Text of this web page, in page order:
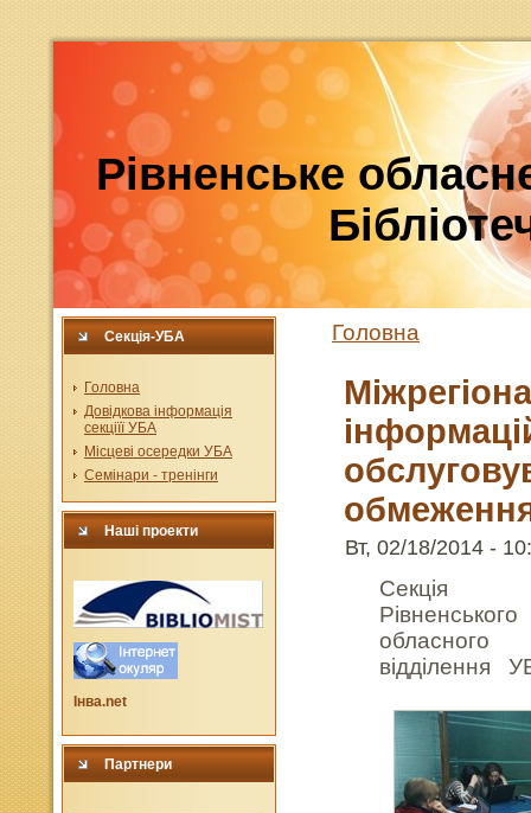
Рівненське
Секція-УБА
Головна
Довідкова інформація
секціїї УБА
Місцеві осередки УБА
Семінари - тренінги
Наші проекти
Інва.net
Партнери
Головна
Вт, 02/18/2014 -
Секція
Рівненського
обласного
відділення